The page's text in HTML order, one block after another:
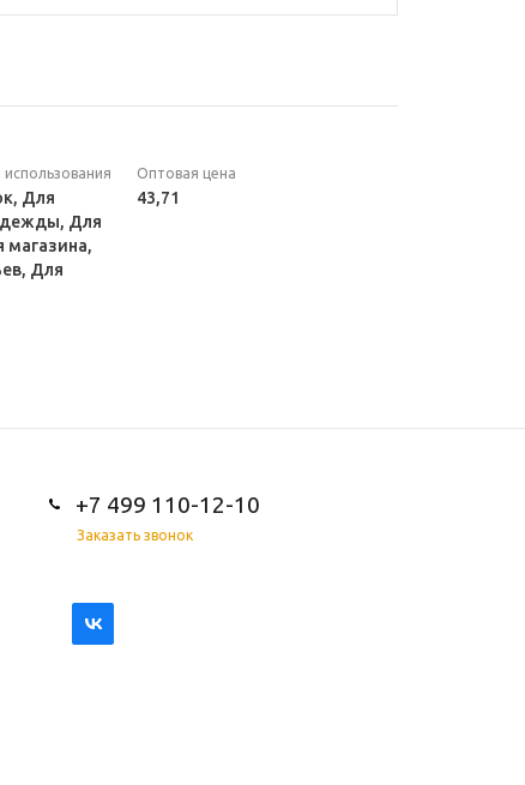
использования
Для
Для
магазина,
Для
Оптовая цена
43,71
+7 499 110-12-10
Заказать звонок